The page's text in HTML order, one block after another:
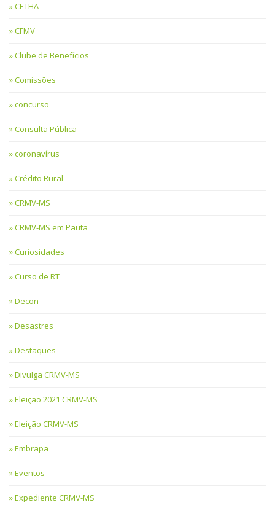
CETHA
CFMV
Clube de Benefícios
Comissões
concurso
Consulta Pública
coronavírus
Crédito Rural
CRMV-MS
CRMV-MS em Pauta
Curiosidades
Curso de RT
Decon
Desastres
Destaques
Divulga CRMV-MS
Eleição 2021 CRMV-MS
Eleição CRMV-MS
Embrapa
Eventos
Expediente CRMV-MS